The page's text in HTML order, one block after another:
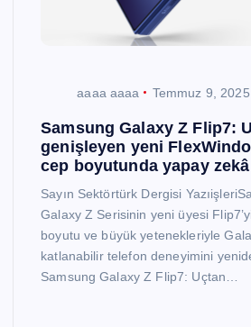
aaaa aaaa Temmuz 9, 2025
Samsung Galaxy Z Flip7:
genişleyen yeni
cep boyutunda yapay
Sayın Sektörtürk Dergisi
Galaxy Z Serisinin yeni üyesi
boyutu ve büyük yetenekleriyle
katlanabilir telefon deneyimini
Samsung Galaxy Z Flip7: Uçtan…